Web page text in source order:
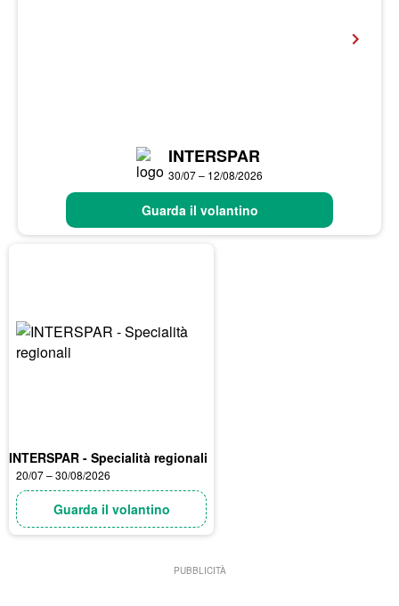
INTERSPAR
30/07 – 12/08/2026
Guarda il volantino
INTERSPAR - Specialità regionali
20/07 – 30/08/2026
Guarda il volantino
PUBBLICITÀ